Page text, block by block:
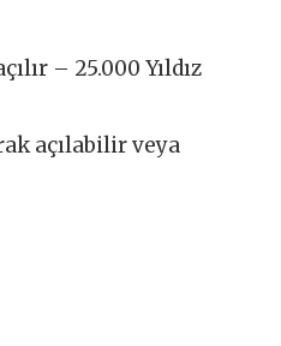
– 25.000 Yıldız
açılabilir veya